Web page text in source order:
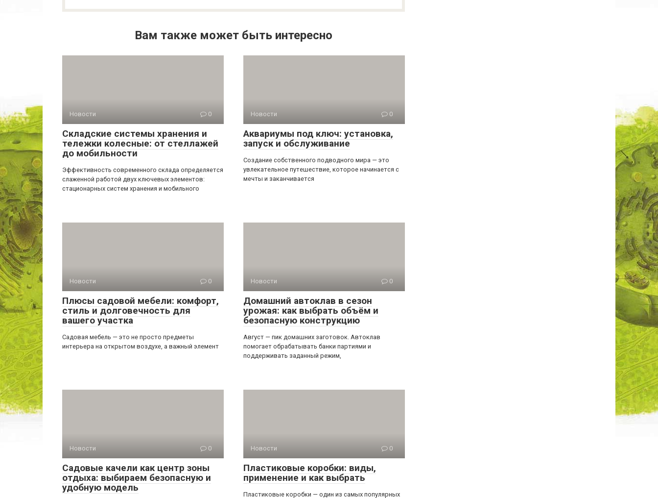
Вам также может быть интересно
Новости 0
Складские системы хранения и
тележки колесные: от стеллажей
до мобильности
Эффективность современного склада определяется
слаженной работой двух ключевых элементов:
стационарных систем хранения и мобильного
Новости 0
Аквариумы под ключ: установка,
запуск и обслуживание
Создание собственного подводного мира — это
увлекательное путешествие, которое начинается с
мечты и заканчивается
Новости 0
Плюсы садовой мебели: комфорт,
стиль и долговечность для
вашего участка
Садовая мебель — это не просто предметы
интерьера на открытом воздухе, а важный элемент
Новости 0
Домашний автоклав в сезон
урожая: как выбрать объём и
безопасную конструкцию
Август — пик домашних заготовок. Автоклав
помогает обрабатывать банки партиями и
поддерживать заданный режим,
Новости 0
Садовые качели как центр зоны
отдыха: выбираем безопасную и
удобную модель
Новости 0
Пластиковые коробки: виды,
применение и как выбрать
Пластиковые коробки — один из самых популярных